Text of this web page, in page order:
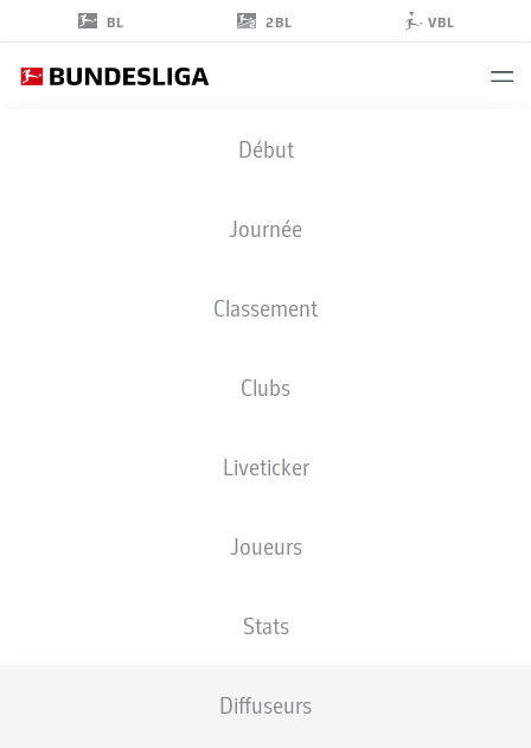
BL 2BL VBL
Début
Journée
Classement
Clubs
Liveticker
Joueurs
Stats
Diffuseurs